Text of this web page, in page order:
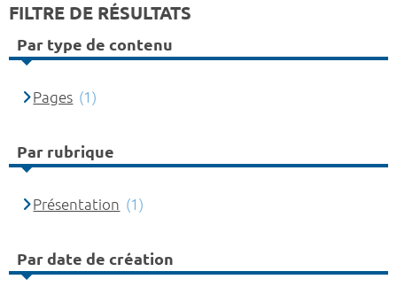
FILTRE DE RÉSULTATS
Par type de contenu
Pages (1)
Par rubrique
Présentation (1)
Par date de création